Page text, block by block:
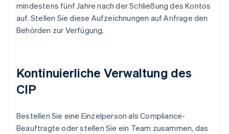
mindestens fünf Jahre nach der Schließung des Kontos
auf. Stellen Sie diese Aufzeichnungen auf Anfrage den
Behörden zur Verfügung.
Kontinuierliche Verwaltung des
CIP
Bestellen Sie eine Einzelperson als Compliance-
Beauftragte oder stellen Sie ein Team zusammen, das